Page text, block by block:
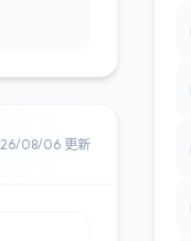
08/06 更新